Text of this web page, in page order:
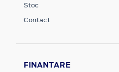
Stoc
Contact
FINANTARE